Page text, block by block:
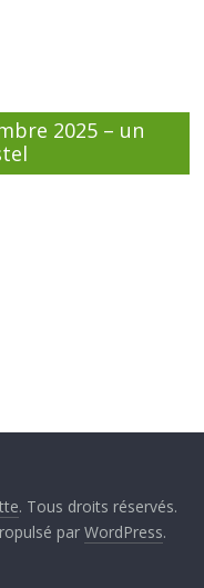
2025 – un
. Tous droits réservés.
par WordPress.